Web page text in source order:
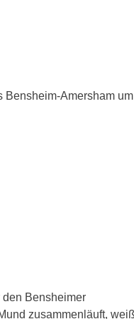
Bensheim-Amersham
Bensheimer
zusammenläuft, weiß